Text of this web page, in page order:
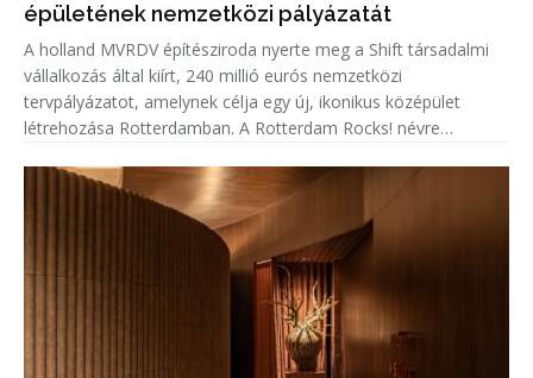
épületének nemzetközi pályázatát
A holland MVRDV építésziroda nyerte meg a Shift társadalmi
vállalkozás által kiírt, 240 millió eurós nemzetközi
tervpályázatot, amelynek célja egy új, ikonikus középület
létrehozása Rotterdamban. A Rotterdam Rocks! névre
jelenik meg a Maas f